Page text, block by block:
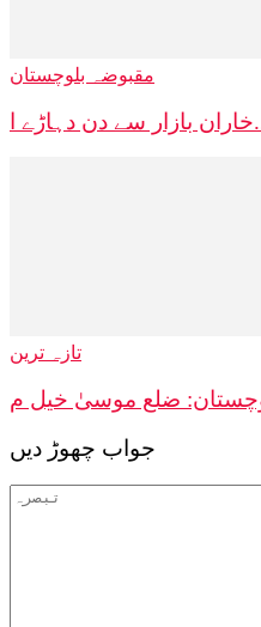
مقبوضہ بلوچستان
ا...
تازہ ترین
جواب چھوڑ دیں